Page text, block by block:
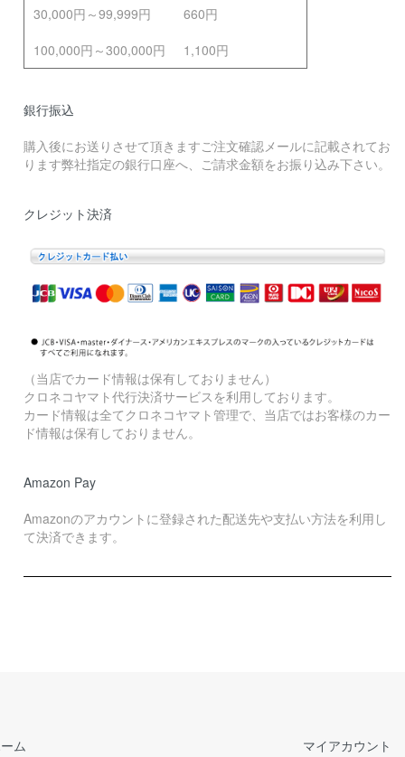
30,000円～99,999円
660円
100,000円～300,000円
1,100円
銀行振込
購入後にお送りさせて頂きますご注文確認メールに記載されてお
ります弊社指定の銀行口座へ、ご請求金額をお振り込み下さい。
クレジット決済
（当店でカード情報は保有しておりません）
クロネコヤマト代行決済サービスを利用しております。
カード情報は全てクロネコヤマト管理で、当店ではお客様のカー
ド情報は保有しておりません。
Amazon Pay
Amazonのアカウントに登録された配送先や支払い方法を利用し
て決済できます。
ム マイアカウント